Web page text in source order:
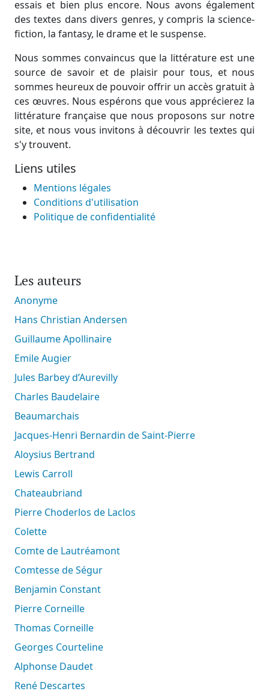
essais et bien plus encore. Nous avons également
des textes dans divers genres, y compris la science-
fiction, la fantasy, le drame et le suspense.
Nous sommes convaincus que la littérature est une
source de savoir et de plaisir pour tous, et nous
sommes heureux de pouvoir offrir un accès gratuit à
ces œuvres. Nous espérons que vous apprécierez la
littérature française que nous proposons sur notre
site, et nous vous invitons à découvrir les textes qui
s'y trouvent.
Liens utiles
Mentions légales
Conditions d'utilisation
Politique de confidentialité
Les auteurs
Anonyme
Hans Christian Andersen
Guillaume Apollinaire
Emile Augier
Jules Barbey d’Aurevilly
Charles Baudelaire
Beaumarchais
Jacques-Henri Bernardin de Saint-Pierre
Aloysius Bertrand
Lewis Carroll
Chateaubriand
Pierre Choderlos de Laclos
Colette
Comte de Lautréamont
Comtesse de Ségur
Benjamin Constant
Pierre Corneille
Thomas Corneille
Georges Courteline
Alphonse Daudet
René Descartes